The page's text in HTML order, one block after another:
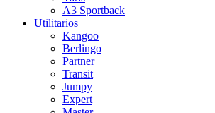
A3 Sportback
Utilitarios
Kangoo
Berlingo
Partner
Transit
Jumpy
Expert